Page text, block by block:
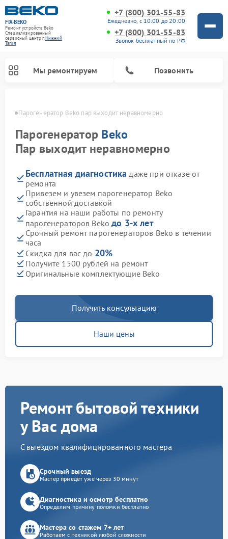
FIX-BEKO
Ремонт устройств Beko
Специализированный
cервисный центр г.Нижний
Тагил
+7 (800) 301-55-83
Ежедневно, с 10:00 до 20:00
+7 (800) 301-55-83
Звонок бесплатный по РФ
Мы ремонтируем Позвонить
Парогенератор Beko пар выходит неравномерно
Парогенератор Beko
Пар выходит неравномерно
Бесплатная диагностика даже при отказе от
ремонта
Привезем и увезем парогенератор Beko
собственной доставкой
Гарантия на наши работы по ремонту
парогенераторов Bekoдо 3-х лет
Срочный ремонт парогенераторов Beko в течении
часа
Скидка для вас до 20%
Получите 1500 рублей на ремонт
Оригинальные комплектующие Beko
Получить консультацию
Наши цены
Ремонт бытовой техники
у Вас дома
С выездом квалифицированного мастера
Срочный выезд
Мастер приедет уже через 30 минут
Диагностика и осмотр бесплатно
Определим причину поломки бесплатно
Мастера со стажем 7+ лет
Работаем с техникой любой сложности